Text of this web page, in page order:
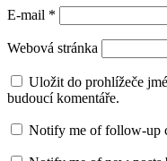
E-mail *
Webová stránka
Uložit do prohlížeče
budoucí komentáře.
Notify me of follow-up